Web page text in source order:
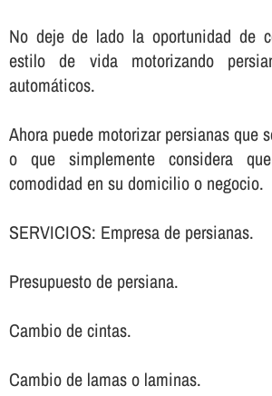
No deje de lado la oportunidad de
estilo de vida motorizando
automáticos.
Ahora puede motorizar persianas que
o que simplemente considera
comodidad en su domicilio o negocio.
SERVICIOS: Empresa de persianas.
Presupuesto de persiana.
Cambio de cintas.
Cambio de lamas o laminas.